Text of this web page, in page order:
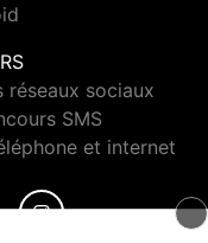
réseaux sociaux
SMS
et internet